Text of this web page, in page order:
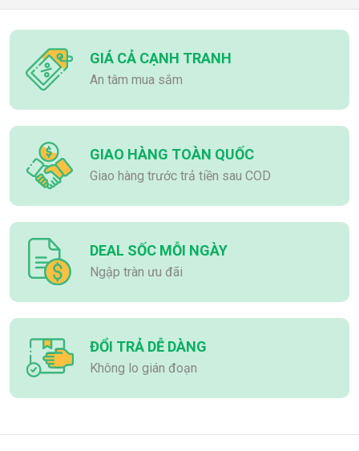
GIÁ CẢ CẠNH TRANH
An tâm mua sắm
GIAO HÀNG TOÀN QUỐC
Giao hàng trước trả tiền sau COD
DEAL SỐC MỖI NGÀY
Ngập tràn ưu đãi
ĐỔI TRẢ DỄ DÀNG
Không lo gián đoạn